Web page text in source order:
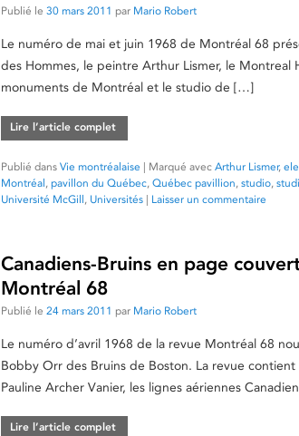
Publié le 30 mars 2011 par Mario Robert
Le numéro de mai et juin 1968 de Montréal 68
des Hommes, le peintre Arthur Lismer, le
monuments de Montréal et le studio de […]
Lire l’article complet
Publié dans Vie montréalaise | Marqué avec Arthur Lismer,
Montréal, pavillon du Québec, Québec pavillion, studio,
Université McGill, Universités | Laisser un commentaire
Canadiens-Bruins en page
Montréal 68
Publié le 24 mars 2011 par Mario Robert
Le numéro d’avril 1968 de la revue Montréal 68
Bobby Orr des Bruins de Boston. La revue contient
Pauline Archer Vanier, les lignes aériennes
Lire l’article complet